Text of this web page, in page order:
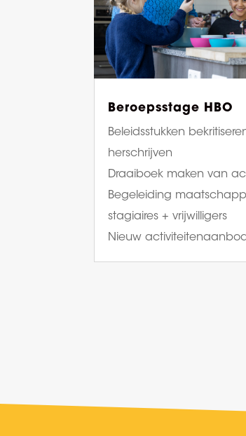
Beroepsstage HBO
Beleidsstukken
herschrijven
Draaiboek maken van
Begeleiding
stagiaires + vrijwilligers
Nieuw